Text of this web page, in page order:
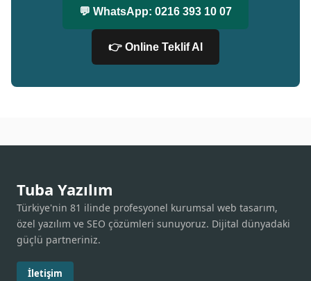
💬 WhatsApp: 0216 393 10 07
👉 Online Teklif Al
Tuba Yazılım
Türkiye'nin 81 ilinde profesyonel kurumsal web tasarım,
özel yazılım ve SEO çözümleri sunuyoruz. Dijital dünyadaki
güçlü partneriniz.
İletişim